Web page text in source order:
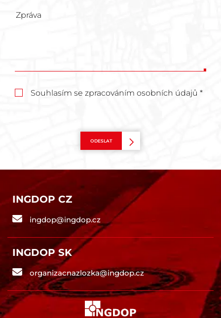
Souhlasím se zpracováním osobních údajů *
ODESLAT
INGDOP CZ
ingdop@ingdop.cz
INGDOP SK
organizacnazlozka@ingdop.cz